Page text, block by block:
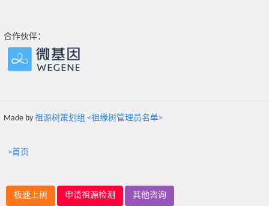
合作伙伴：
Made by 祖源树策划组 <祖缘树管理员名单>
>首页
极速上树 申请祖源检测 其他咨询